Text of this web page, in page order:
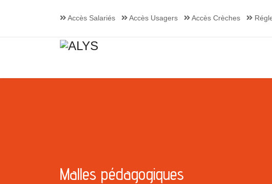
Accès Salariés Accès Usagers Accès Crèches
Malles pédagogiques